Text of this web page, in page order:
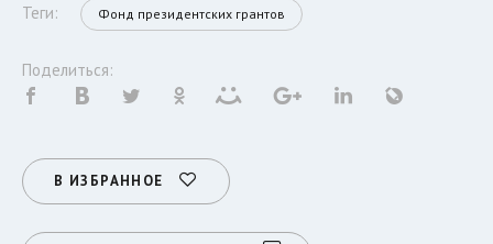
Теги: Фонд президентских грантов
Поделиться:
В ИЗБРАННОЕ